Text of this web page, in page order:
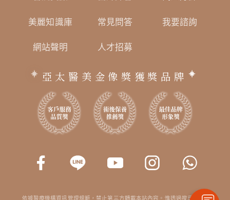
美麗知識庫 常見問答 我要諮詢
網站聲明 人才招募
亞太醫美金像獎獲獎品牌
依據醫療機構資訊管理規範，禁止第三方轉載本站內容。惟透過搜尋